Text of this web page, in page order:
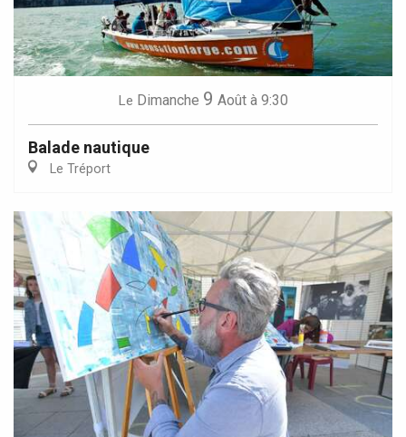
Le Dimanche 9 Août à 9:30
Balade nautique
Le Tréport